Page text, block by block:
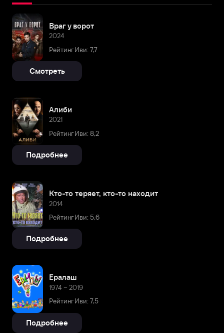
Враг у ворот
2024
Рейтинг Иви: 7,7
Смотреть
Алиби
2021
Рейтинг Иви: 8,2
Подробнее
Кто-то теряет, кто-то находит
2014
Рейтинг Иви: 5,6
Подробнее
Ералаш
1974 – 2019
Рейтинг Иви: 7,5
Подробнее